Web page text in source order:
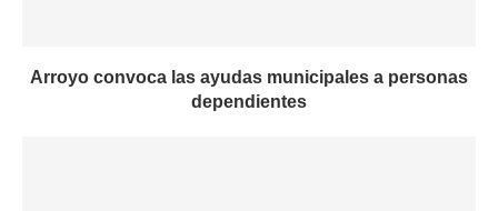
Arroyo convoca las ayudas municipales a personas
dependientes